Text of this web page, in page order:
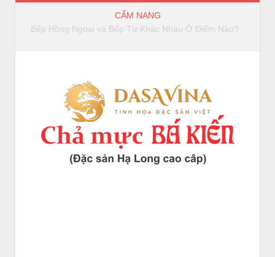
CẨM NANG
Bếp Hồng Ngoại và Bếp Từ Khác Nhau Ở Điểm Nào?